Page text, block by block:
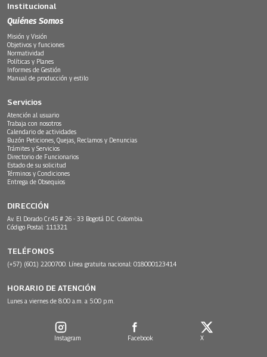
Institucional
Quiénes Somos
Misión y Visión
Objetivos y funciones
Normatividad
Políticas y Planes
Informes de Gestión
Manual de producción y estilo
Servicios
Atención al usuario
Trabaja con nosotros
Calendario de actividades
Buzón Peticiones, Quejas, Reclamos y Denuncias
Trámites y Servicios
Directorio de Funcionarios
Estado de su solicitud
Términos y Condiciones
Entrega de Obsequios
DIRECCIÓN
Av. El Dorado Cr.45 # 26 - 33 Bogotá D.C. Colombia.
Código Postal: 111321
TELÉFONOS
(+57) (601) 2200700. Línea gratuita nacional: 018000123414
HORARIO DE ATENCIÓN
Lunes a viernes de 8:00 a.m. a 5:00 p.m.
Instagram Facebook X